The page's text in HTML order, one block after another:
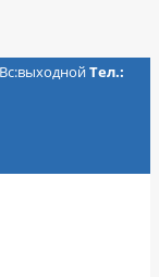
Вс:выходнойТел.: